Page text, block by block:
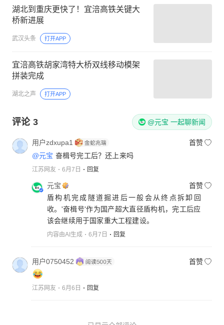
湖北到重庆更快了！宜涪高铁关键大
桥新进展
武汉头条 打开APP
宜涪高铁胡家湾特大桥双线移动模架
拼装完成
湖北之声 打开APP
评论 3 @元宝 一起聊新闻
用户zdxupa1
首赞
@元宝 奋楫号完工后？还上来吗
江苏网友 6月7日 回复
元宝
首赞
盾构机完成隧道掘进后一般会从终点拆卸回
收。'奋楫号'作为国产超大直径盾构机，完工后应
该会继续用于国家重大工程建设。
内容由AI生成 6月7日 回复
用户0750452 首赞
江苏网友 6月6日 回复